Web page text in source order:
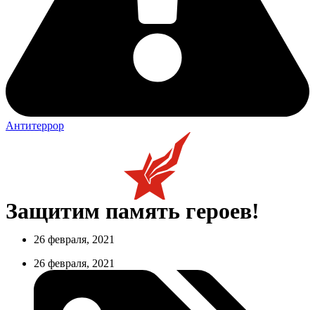
Антитеррор
Защитим память героев!
26 февраля, 2021
26 февраля, 2021